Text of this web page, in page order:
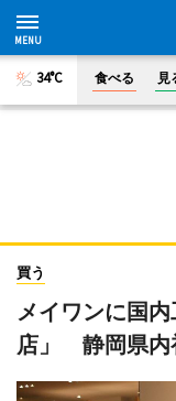
34°C 食べる 見
買う
メイワンに国
店」 静岡県内